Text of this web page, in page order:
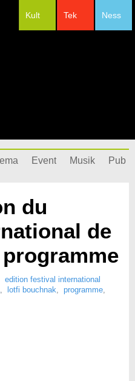
Ness
Tek
Kult
Event Musik Pub
du
de
edition festival international
, lotfi bouchnak, programme,